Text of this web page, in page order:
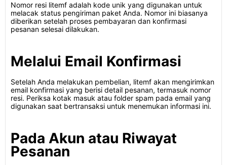
Nomor resi litemf adalah kode unik yang digunakan untuk
melacak status pengiriman paket Anda. Nomor ini biasanya
diberikan setelah proses pembayaran dan konfirmasi
pesanan selesai dilakukan.
Melalui Email Konfirmasi
Setelah Anda melakukan pembelian, litemf akan mengirimkan
email konfirmasi yang berisi detail pesanan, termasuk nomor
resi. Periksa kotak masuk atau folder spam pada email yang
digunakan saat bertransaksi untuk menemukan informasi ini.
Pada Akun atau Riwayat
Pesanan